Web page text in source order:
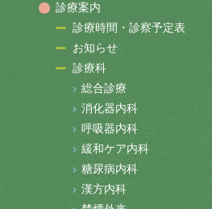
診療案内
診療時間・診察予定表
お知らせ
診療科
総合診療
消化器内科
呼吸器内科
緩和ケア内科
糖尿病内科
漢方内科